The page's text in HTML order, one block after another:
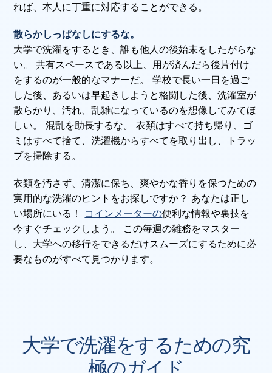
れば、本人に丁重に対応することができる。
散らかしっぱなしにするな。
大学で洗濯をするとき、誰も他人の後始末をしたがらな
い。 共有スペースである以上、用が済んだら後片付け
をするのが一般的なマナーだ。 学校で長い一日を過ご
した後、あるいは早起きしようと格闘した後、洗濯室が
散らかり、汚れ、乱雑になっているのを想像してみてほ
しい。 混乱を助長するな。 衣類はすべて持ち帰り、ゴ
ミはすべて捨て、洗濯機からすべてを取り出し、トラッ
プを掃除する。
衣類を汚さず、清潔に保ち、爽やかな香りを保つための
実用的な洗濯のヒントをお探しですか？ あなたは正し
い場所にいる！ コインメーターの便利な情報や裏技を
今すぐチェックしよう。 この毎週の雑務をマスター
し、大学への移行をできるだけスムーズにするために必
要なものがすべて見つかります。
大学で洗濯をするための究
極のガイド